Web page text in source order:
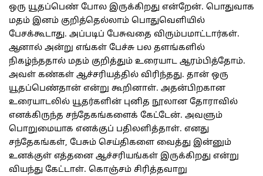
ஒரு யூதப்பெண் போல இருக்கிறது என்றேன். பொதுவாக
மதம் இனம் குறித்தெல்லாம் பொதுவெளியில்
பேசக்கூடாது. அப்படிப் பேசுவதை விரும்பமாட்டார்கள்.
ஆனால் அன்று எங்கள் பேச்சு பல தளங்களில்
நிகழ்ந்ததால் மதம் குறித்தும் உரையாட ஆரம்பித்தோம்.
அவள் கண்கள் ஆச்சரியத்தில் விரிந்தது. தான் ஒரு
யூதப்பெண்தான் என்று கூறினாள். அதன்பிறகான
உரையாடலில் யூதர்களின் புனித நூலான தோராவில்
எனக்கிருந்த சந்தேகங்களைக் கேட்டேன். அவளும்
பொறுமையாக எனக்குப் பதிலளித்தாள். எனது
சந்தேகங்கள், பேசும் செய்திகளை வைத்து இன்னும்
உனக்குள் எத்தனை ஆச்சரியங்கள் இருக்கிறது என்று
வியந்து கேட்டாள். கொஞ்சம் சிரித்தவாறு